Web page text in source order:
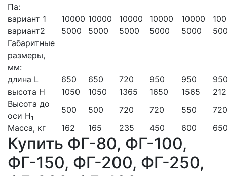
Па:
вариант 1
10000 10000 10000 10000 10000
вариант2
5000 5000 5000 5000 5000
Габаритные
размеры,
мм:
длина L
650 650 720 950 950
высота Н
1050 1050 1365 1650 1565
Высота до
оси Н1
500 500 720 720 550
720
Масса, кг
162 165 235 450 600
Купить ФГ-80, ФГ-100,
ФГ-150, ФГ-200, ФГ-250,